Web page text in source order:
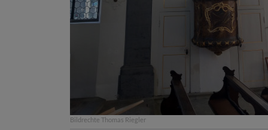
Bildrechte Thomas Riegler